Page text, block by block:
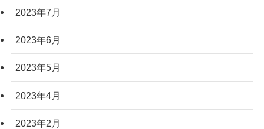
2023年7月
2023年6月
2023年5月
2023年4月
2023年2月